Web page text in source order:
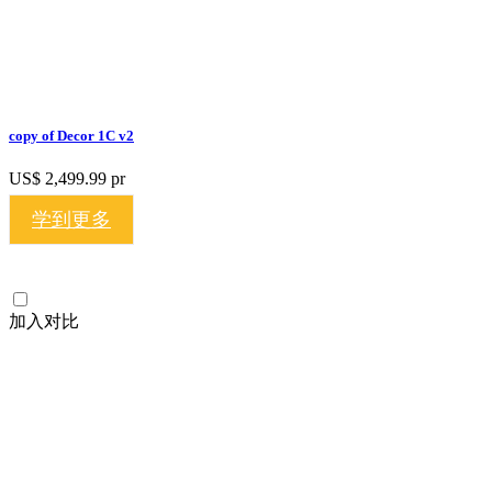
copy of Decor 1C v2
US$ 2,499.99 pr
学到更多
加入对比